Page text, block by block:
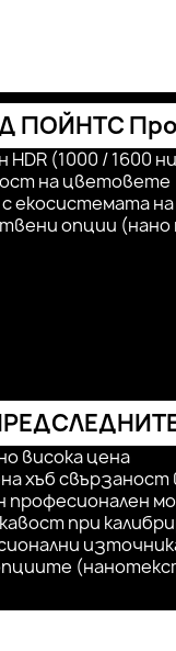
ПОЙНТС Про
(1000 / 1600
на цветовете
екосистемата на
опции
висока цена
хъб свързаност
професионален
при